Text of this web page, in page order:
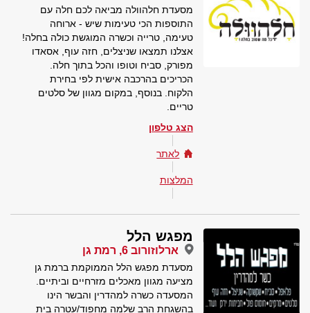
מסעדת חלהוולה מביאה לכם חלה עם
התוספות הכי טעימות שיש - ארוחה
טעימה, טרייה וכשרה המוגשת כולה בחלה!
אצלנו תמצאו שניצלים, חזה עוף, אסאדו
מפורק, סביח וטופו והכל בתוך חלה.
הכריכים בהרכבה אישית לפי בחירת
הלקוח. בנוסף, במקום מגוון של סלטים
טריים.
הצג טלפון
לאתר
המלצות
מפגש הלל
ארלוזורוב 6, רמת גן
מסעדת מפגש הלל הממוקמת ברמת גן
מציעה מגוון מאכלים מזרחיים וביתיים.
המסעדה כשרה למהדרין והבשר הינו
בהשגחת הרב שלמה מחפוד/עטרה בית